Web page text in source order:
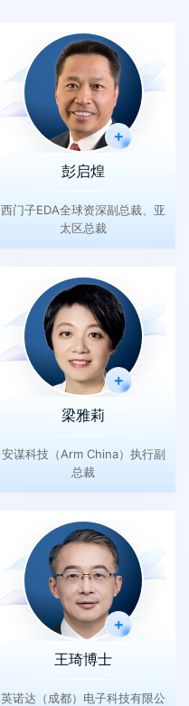
彭启煌
西门子EDA全球资深副总裁、亚
太区总裁
梁雅莉
安谋科技（Arm China）执行副
总裁
王琦博士
英诺达（成都）电子科技有限公